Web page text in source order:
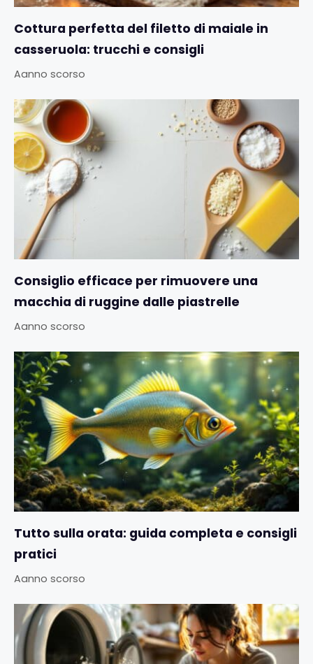
Cottura perfetta del filetto di maiale in
casseruola: trucchi e consigli
Aanno scorso
Consiglio efficace per rimuovere una
macchia di ruggine dalle piastrelle
Aanno scorso
Tutto sulla orata: guida completa e consigli
pratici
Aanno scorso